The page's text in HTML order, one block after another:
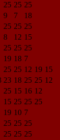
25 25 25
9 7
18
25 25 25
8 12 15
25 25 25
19 18 7
25 25 12 19 15
23 18 25 25 12
25 15 16 12
15 25 25 25
19 10 7
25 25 25
25 25 25